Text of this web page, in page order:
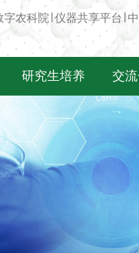
字农科院 ∣仪器共享平台 ∣
研究生培养 交